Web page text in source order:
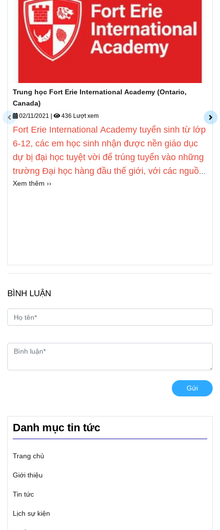
Trung học Fort Erie International Academy (Ontario,
Canada)
02/11/2021 | 436 Lượt xem
Fort Erie International Academy tuyển sinh từ lớp
6-12, các em học sinh nhận được nền giáo dục
dự bị đại học tuyệt vời để trúng tuyển vào những
trường Đại học hàng đầu thế giới, với các nguồn
lực được thiết kế đặc biệt cho nhu cầu riêng của
Xem thêm ››
BÌNH LUẬN
Gửi
Danh mục tin tức
Trang chủ
Giới thiệu
Tin tức
Lịch sự kiện